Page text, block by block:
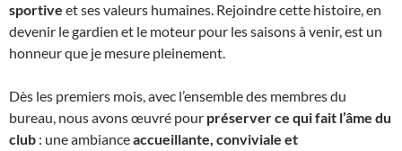
sportive et ses valeurs humaines. Rejoindre cette histoire, en
devenir le gardien et le moteur pour les saisons à venir, est un
honneur que je mesure pleinement.
Dès les premiers mois, avec l’ensemble des membres du
bureau, nous avons œuvré pour préserver ce qui fait l’âme du
club : une ambianceaccueillante, conviviale et